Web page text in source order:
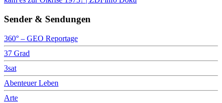
Sender & Sendungen
360° – GEO Reportage
37 Grad
3sat
Abenteuer Leben
Arte